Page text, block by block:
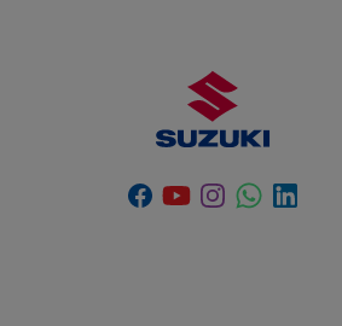
Facebook
YoutubeInstagram
Whatsapp
Linkedin